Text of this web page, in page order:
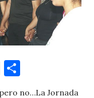
Email
no…La Jornada